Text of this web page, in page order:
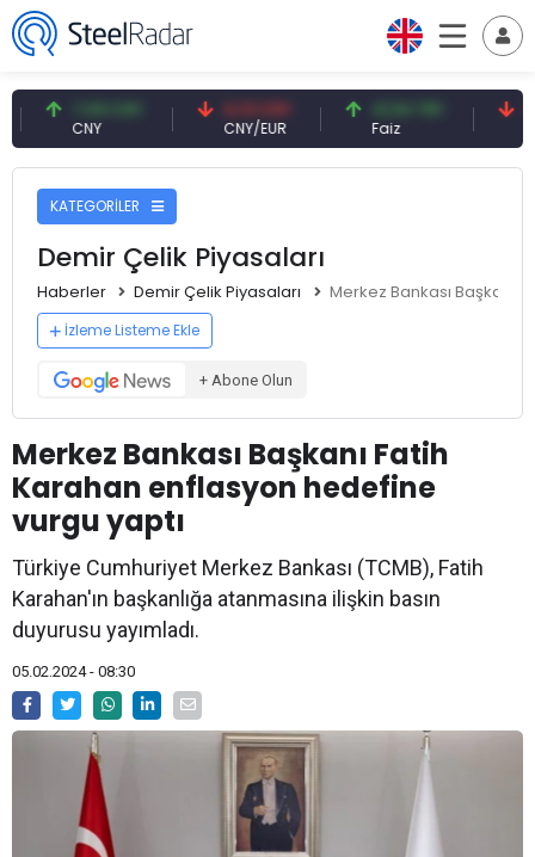
7,09 CNY 0,13 CNY
CNY/EUR
41,54 TRY 79,73
KATEGORİLER
Demir Çelik Piyasaları
Haberler Demir Çelik Piyasaları Merkez Bankası Başkanı
İzleme Listeme Ekle
+ Abone Olun
Merkez Bankası Başkanı Fatih
Karahan enflasyon hedefine
vurgu yaptı
Türkiye Cumhuriyet Merkez Bankası (TCMB), Fatih
Karahan'ın başkanlığa atanmasına ilişkin basın
duyurusu yayımladı.
05.02.2024 - 08:30